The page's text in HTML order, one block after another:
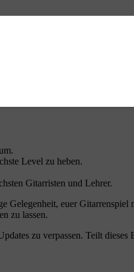
Level zu heben.
Gitarristen und Lehrer.
euer
zu lassen.
zu verpassen. Teilt